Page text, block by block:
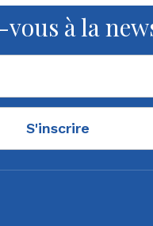
à la
S'inscrire